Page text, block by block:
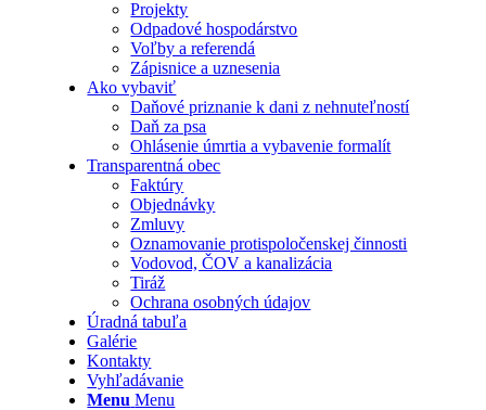
Projekty
Odpadové hospodárstvo
Voľby a referendá
Zápisnice a uznesenia
Ako vybaviť
Daňové priznanie k dani z nehnuteľností
Daň za psa
Ohlásenie úmrtia a vybavenie formalít
Transparentná obec
Faktúry
Objednávky
Zmluvy
Oznamovanie protispoločenskej činnosti
Vodovod, ČOV a kanalizácia
Tiráž
Ochrana osobných údajov
Úradná tabuľa
Galérie
Kontakty
Vyhľadávanie
Menu Menu